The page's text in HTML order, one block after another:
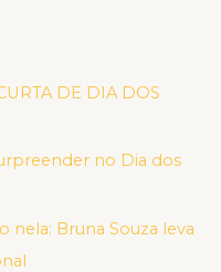
DE DIA DOS
no Dia dos
Bruna Souza leva